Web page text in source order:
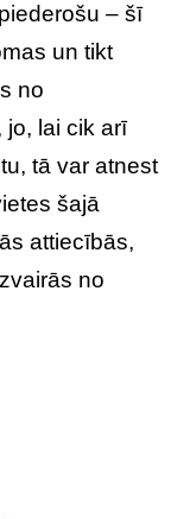
– šī
un tikt
no
jo, lai cik arī
tā var atnest
šajā
attiecībās,
no